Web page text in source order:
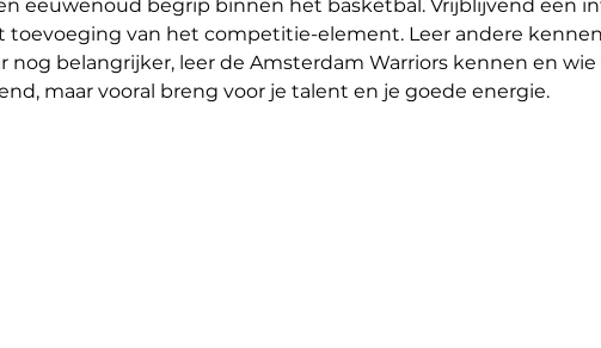
eeuwenoud begrip binnen het basketbal. Vrijblijvend een
toevoeging van het competitie-element. Leer andere
nog belangrijker, leer de Amsterdam Warriors kennen en
maar vooral breng voor je talent en je goede energie.